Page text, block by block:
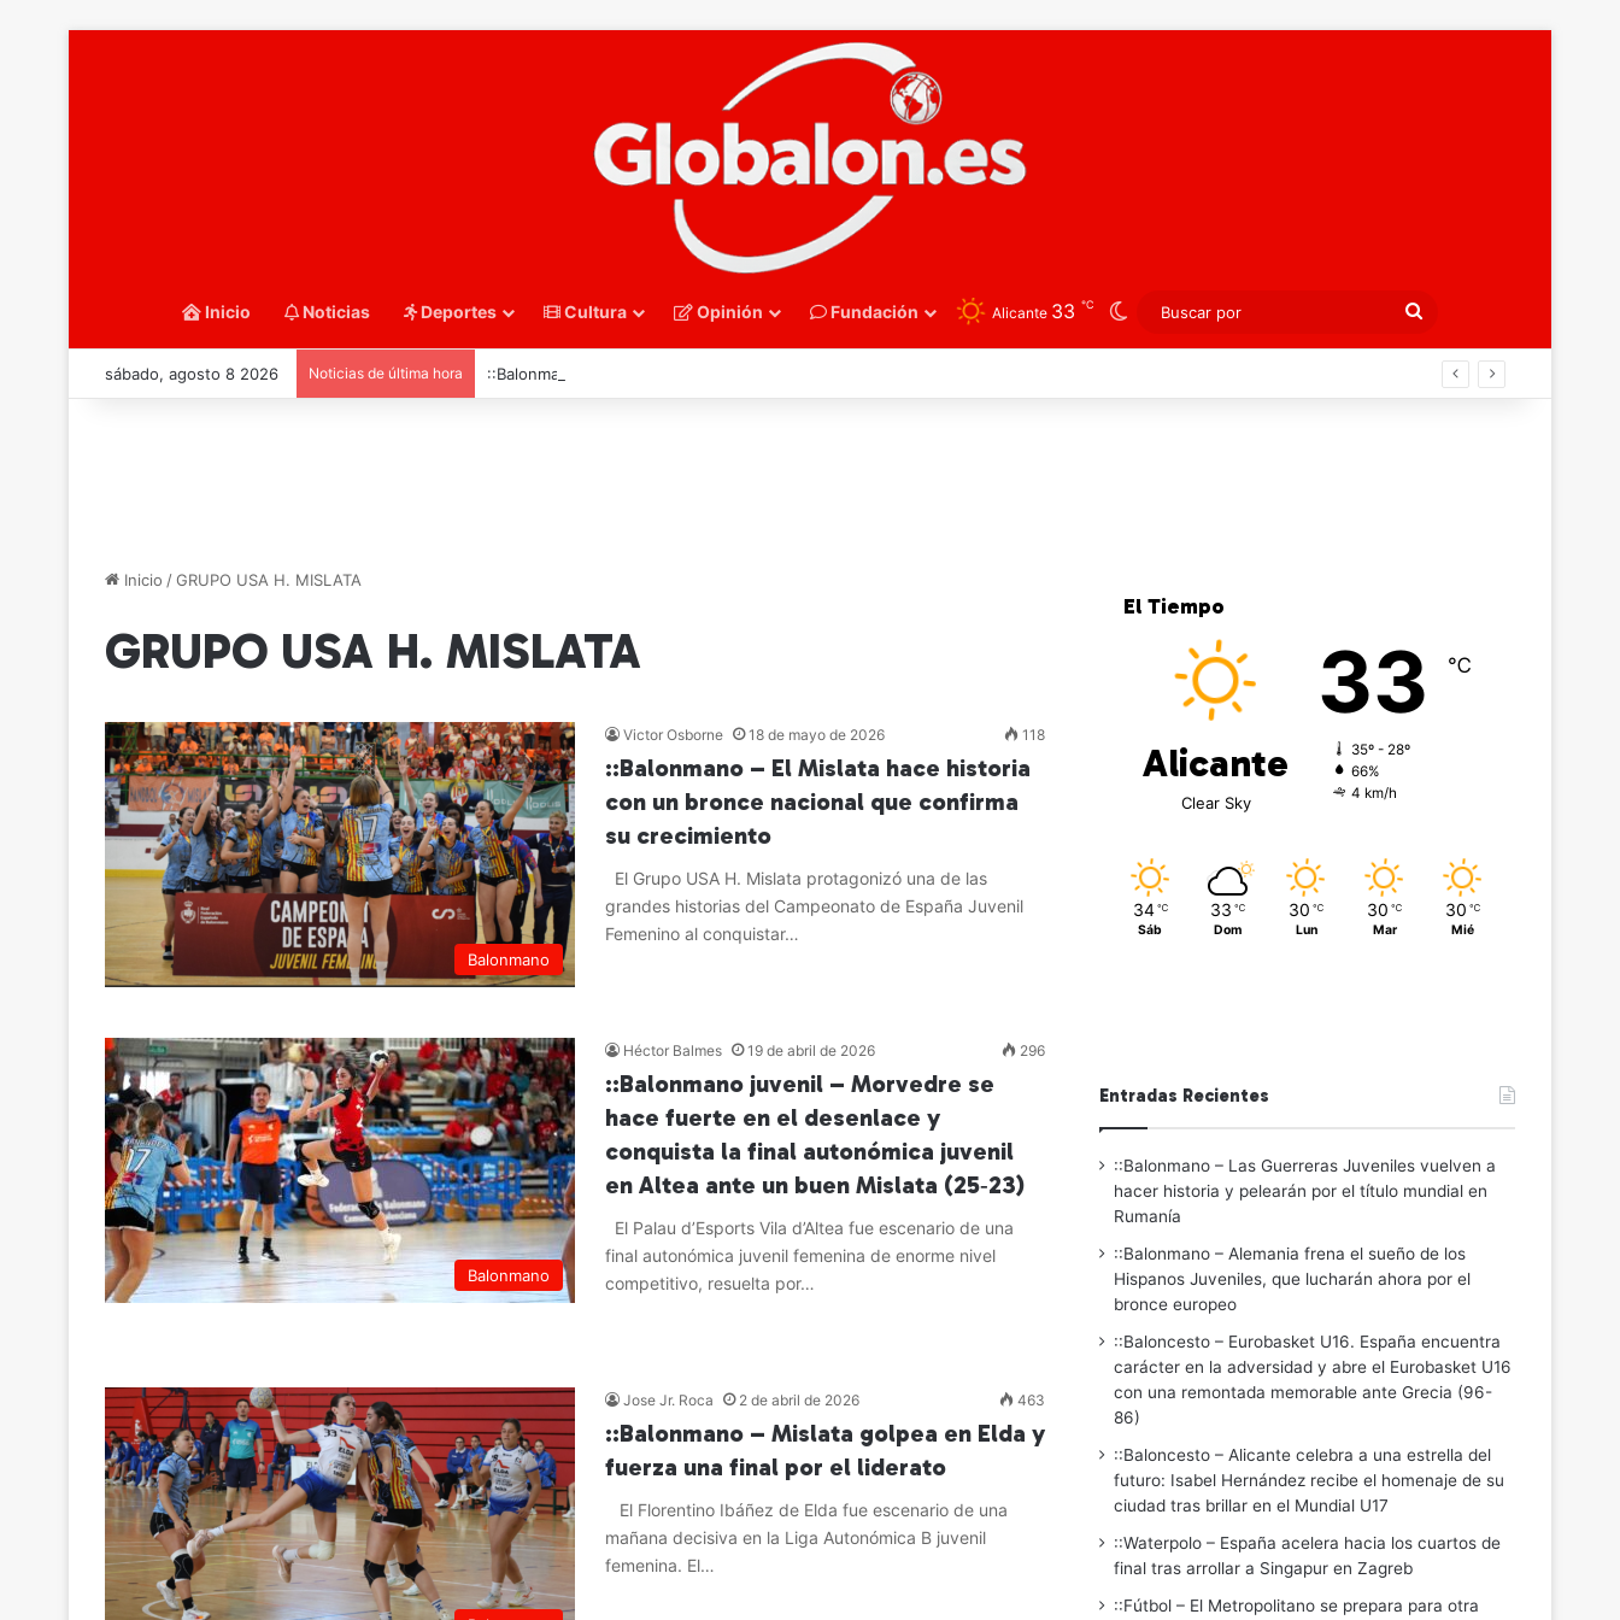
Inicio Noticias Deportes Cultura Opinión Fundación Alicante 33 ℃ Switch skin
Buscar
por
sábado, agosto 8 2026 Noticias de última hora ::Balonmano – Alemania frena el sueño de los Hispanos Juveniles, que lucharán ahora por el bronce europeo
Inicio /GRUPO USA H. MISLATA
GRUPO USA H. MISLATA
Balonmano
Victor Osborne 18 de mayo de 2026 118
::Balonmano – El Mislata hace historia
con un bronce nacional que confirma
su crecimiento
El Grupo USA H. Mislata protagonizó una de las
grandes historias del Campeonato de España Juvenil
Femenino al conquistar…
Balonmano
Héctor Balmes 19 de abril de 2026 296
::Balonmano juvenil – Morvedre se
hace fuerte en el desenlace y
conquista la final autonómica juvenil
en Altea ante un buen Mislata (25‑23)
El Palau d’Esports Vila d’Altea fue escenario de una
final autonómica juvenil femenina de enorme nivel
competitivo, resuelta por…
Jose Jr. Roca 2 de abril de 2026 463
::Balonmano – Mislata golpea en Elda y
fuerza una final por el liderato
El Florentino Ibáñez de Elda fue escenario de una
mañana decisiva en la Liga Autonómica B juvenil
femenina. El…
El Tiempo
Alicante
Clear Sky
33 ℃
35º - 28º
66%
4 km/h
34 ℃
Sáb
33 ℃
Dom
30 ℃
Lun
30 ℃
Mar
30 ℃
Mié
Entradas Recientes
::Balonmano – Las Guerreras Juveniles vuelven a
hacer historia y pelearán por el título mundial en
Rumanía
::Balonmano – Alemania frena el sueño de los
Hispanos Juveniles, que lucharán ahora por el
bronce europeo
::Baloncesto – Eurobasket U16. España encuentra
carácter en la adversidad y abre el Eurobasket U16
con una remontada memorable ante Grecia (96-
86)
::Baloncesto – Alicante celebra a una estrella del
futuro: Isabel Hernández recibe el homenaje de su
ciudad tras brillar en el Mundial U17
::Waterpolo – España acelera hacia los cuartos de
final tras arrollar a Singapur en Zagreb
::Fútbol – El Metropolitano se prepara para otra